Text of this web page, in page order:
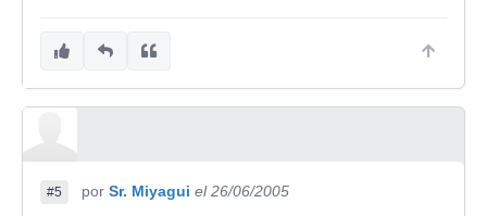
#5 por Sr. Miyagui el 26/06/2005